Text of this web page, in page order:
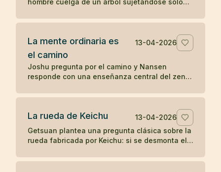
hombre cuelga de un árbol sujetándose solo
sentido del zen. Un koan sobre respuesta y
La mente ordinaria es
el camino
13-04-2026
Joshu pregunta por el camino y Nansen
responde con una enseñanza central del zen:
persigue, ya es el camino.
La rueda de Keichu
13-04-2026
Getsuan plantea una pregunta clásica sobre la
rueda fabricada por Keichu: si se desmonta el
forma, función y vacío.